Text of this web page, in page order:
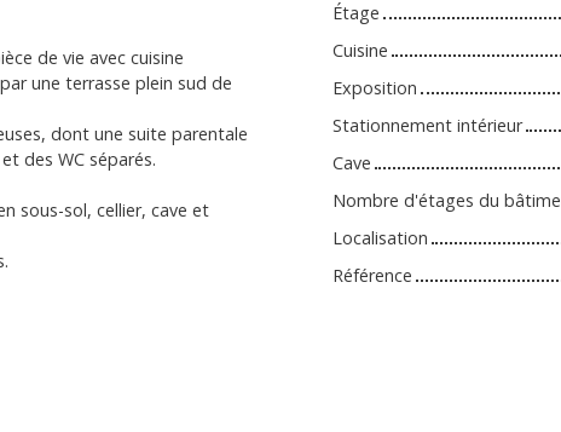
de vie avec cuisine
une terrasse plein sud de
dont une suite parentale
des WC séparés.
sous-sol, cellier, cave et
Étage
Cuisine
Exposition
Stationnement intérieur
Cave
Nombre d'étages du
Localisation
Référence